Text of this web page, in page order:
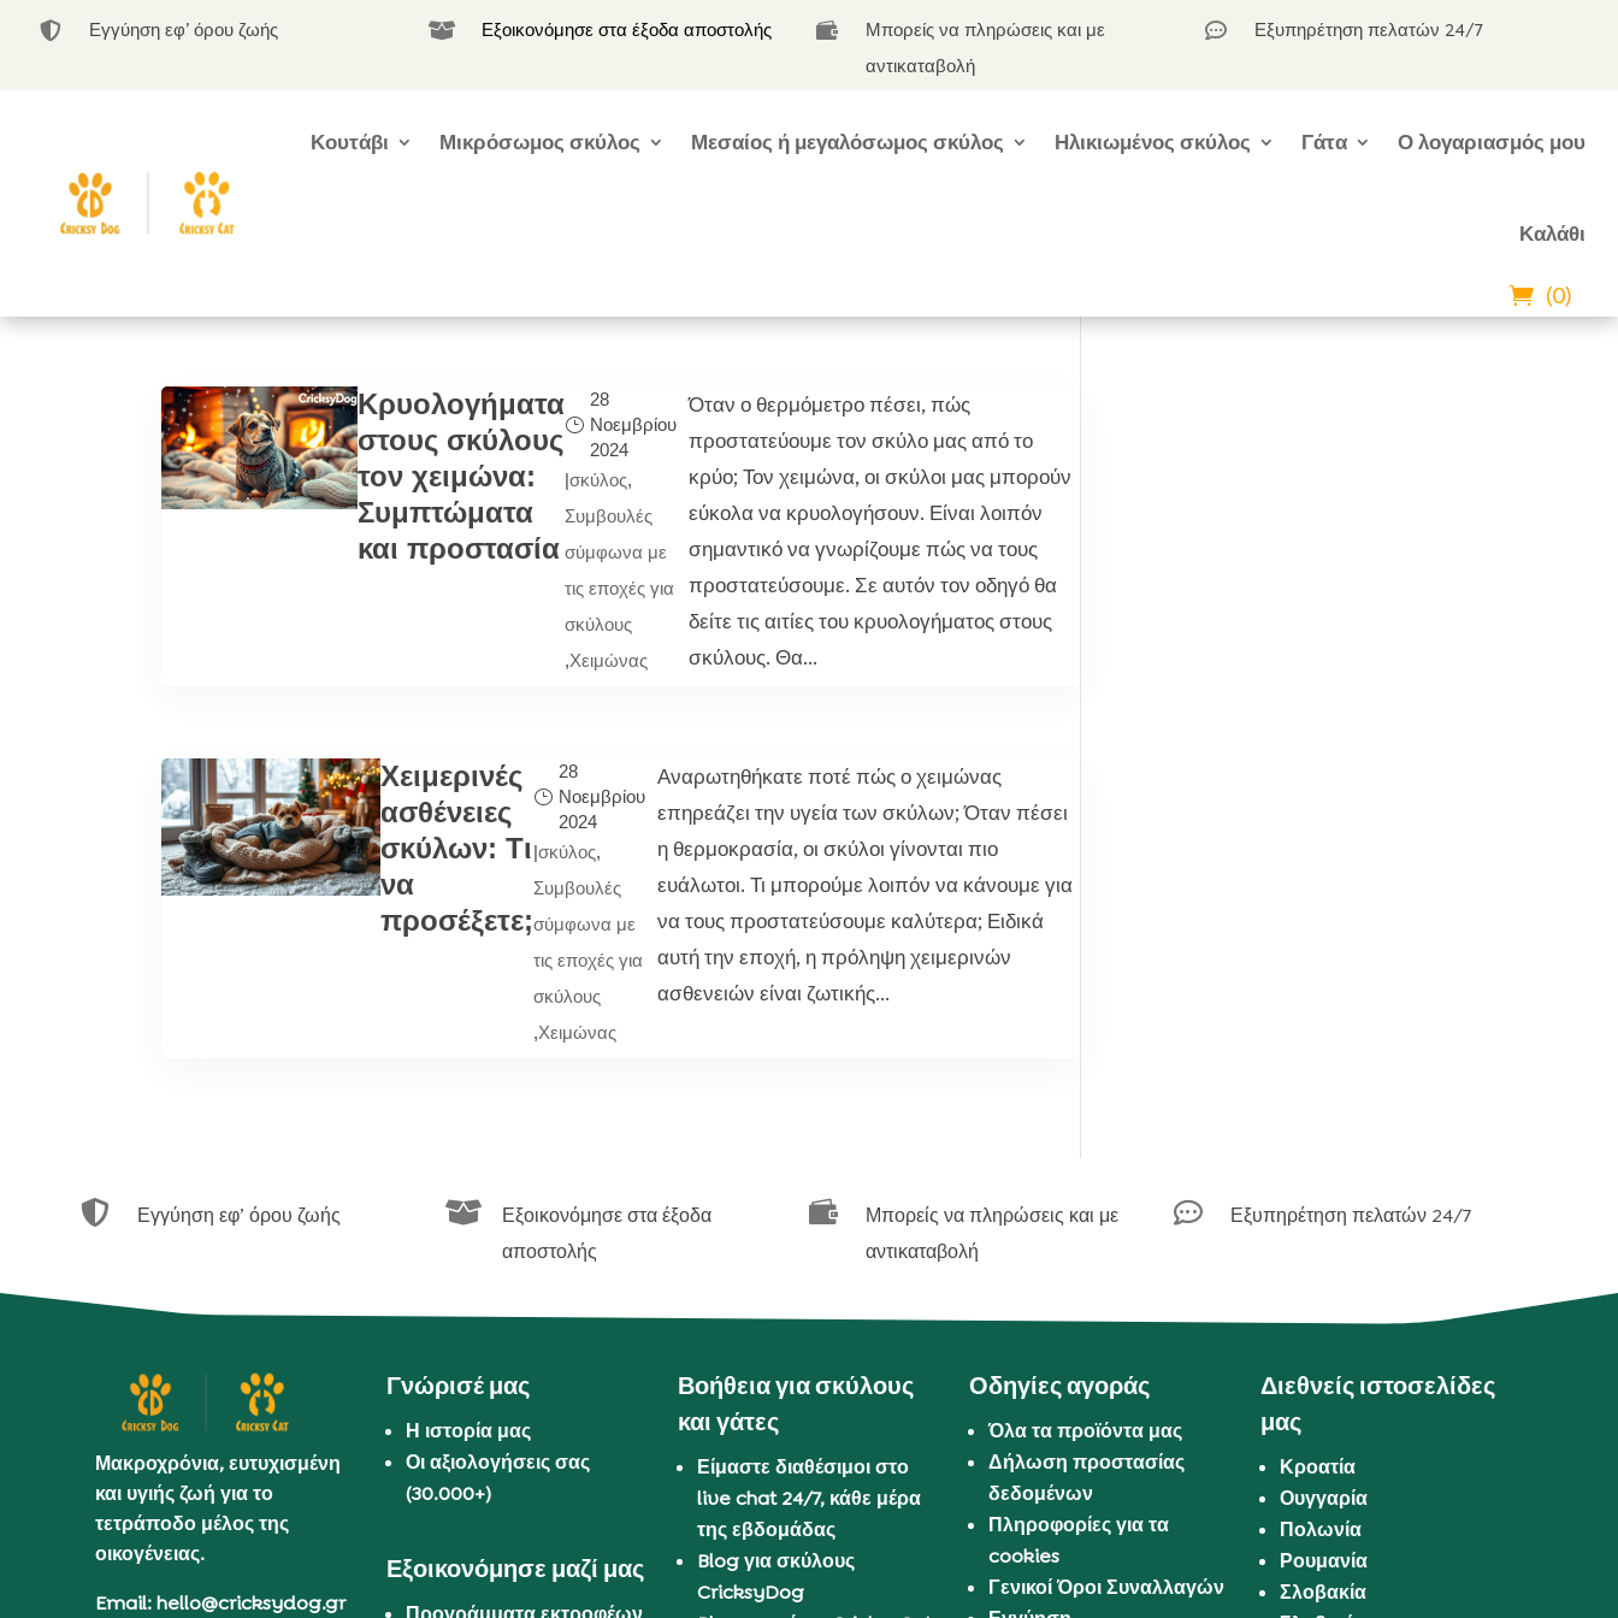
 Εγγύηση εφ’ όρου ζωής  Εξοικονόμησε στα έξοδα αποστολής 
Μπορείς να πληρώσεις και με
αντικαταβολή
 Εξυπηρέτηση πελατών 24/7
Κουτάβι Μικρόσωμος σκύλος Μεσαίος ή μεγαλόσωμος σκύλος Ηλικιωμένος σκύλος Γάτα Ο λογαριασμός μου
Καλάθι
(0)
Κρυολογήματα
στους σκύλους
τον χειμώνα:
Συμπτώματα
και προστασία
28
Νοεμβρίου
2024
|σκύλος,
Συμβουλές
σύμφωνα με
τις εποχές για
σκύλους
,Χειμώνας
Όταν ο θερμόμετρο πέσει, πώς
προστατεύουμε τον σκύλο μας από το
κρύο; Τον χειμώνα, οι σκύλοι μας μπορούν
εύκολα να κρυολογήσουν. Είναι λοιπόν
σημαντικό να γνωρίζουμε πώς να τους
προστατεύσουμε. Σε αυτόν τον οδηγό θα
δείτε τις αιτίες του κρυολογήματος στους
σκύλους. Θα...
Χειμερινές
ασθένειες
σκύλων: Τι
να
προσέξετε;
28
Νοεμβρίου
2024
|σκύλος,
Συμβουλές
σύμφωνα με
τις εποχές για
σκύλους
,Χειμώνας
Αναρωτηθήκατε ποτέ πώς ο χειμώνας
επηρεάζει την υγεία των σκύλων; Όταν πέσει
η θερμοκρασία, οι σκύλοι γίνονται πιο
ευάλωτοι. Τι μπορούμε λοιπόν να κάνουμε για
να τους προστατεύσουμε καλύτερα; Ειδικά
αυτή την εποχή, η πρόληψη χειμερινών
ασθενειών είναι ζωτικής...
 Εγγύηση εφ’ όρου ζωής 
Εξοικονόμησε στα έξοδα
αποστολής

Μπορείς να πληρώσεις και με
αντικαταβολή
 Εξυπηρέτηση πελατών 24/7
Μακροχρόνια, ευτυχισμένη
και υγιής ζωή για το
τετράποδο μέλος της
οικογένειας.
Email: hello@cricksydog.gr
Γνώρισέ μας
Η ιστορία μας
Οι αξιολογήσεις σας
(30.000+)
Εξοικονόμησε μαζί μας
Βοήθεια για σκύλους
και γάτες
Είμαστε διαθέσιμοι στο
live chat 24/7, κάθε μέρα
της εβδομάδας
Blog για σκύλους
CricksyDog
Οδηγίες αγοράς
Όλα τα προϊόντα μας
Δήλωση προστασίας
δεδομένων
Πληροφορίες για τα
cookies
Γενικοί Όροι Συναλλαγών
Διεθνείς ιστοσελίδες
μας
Κροατία
Ουγγαρία
Πολωνία
Ρουμανία
Σλοβακία